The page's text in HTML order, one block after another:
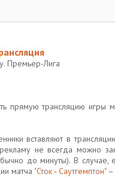
Премьер-Лига
прямую трансляцию игры
вставляют в
рекламу не всегда
до минуты). В
матча "Сток - Саутгемптон"–